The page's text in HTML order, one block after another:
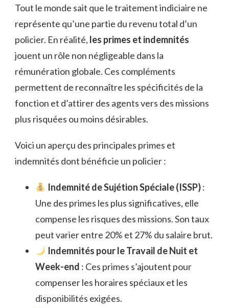
Tout le monde sait que le traitement indiciaire ne
représente qu’une partie du revenu total d’un
policier. En réalité, les primes et indemnités
jouent un rôle non négligeable dans la
rémunération globale. Ces compléments
permettent de reconnaître les spécificités de la
fonction et d’attirer des agents vers des missions
plus risquées ou moins désirables.
Voici un aperçu des principales primes et
indemnités dont bénéficie un policier :
Indemnité de Sujétion Spéciale (ISSP):
Une des primes les plus significatives, elle
compense les risques des missions. Son taux
peut varier entre 20% et 27% du salaire brut.
Indemnités pour le Travail de Nuit et
Week-end : Ces primes s’ajoutent pour
compenser les horaires spéciaux et les
disponibilités exigées.